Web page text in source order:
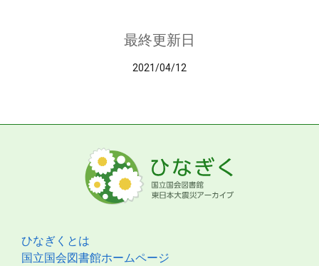
最終更新日
2021/04/12
ひなぎくとは
国立国会図書館ホームページ